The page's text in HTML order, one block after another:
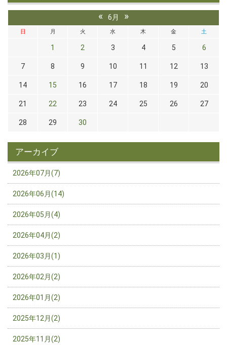
« 6月 »
日 月 火 水 木 金 土
1 2 3 4 5 6
7 8 9 10 11 12 13
14 15 16 17 18 19 20
21 22 23 24 25 26 27
28 29 30
アーカイブ
2026年07月(7)
2026年06月(14)
2026年05月(4)
2026年04月(2)
2026年03月(1)
2026年02月(2)
2026年01月(2)
2025年12月(2)
2025年11月(2)